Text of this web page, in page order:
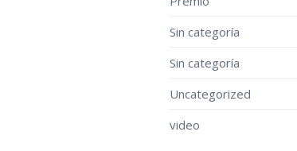
Sin categoría
Sin categoría
Uncategorized
video